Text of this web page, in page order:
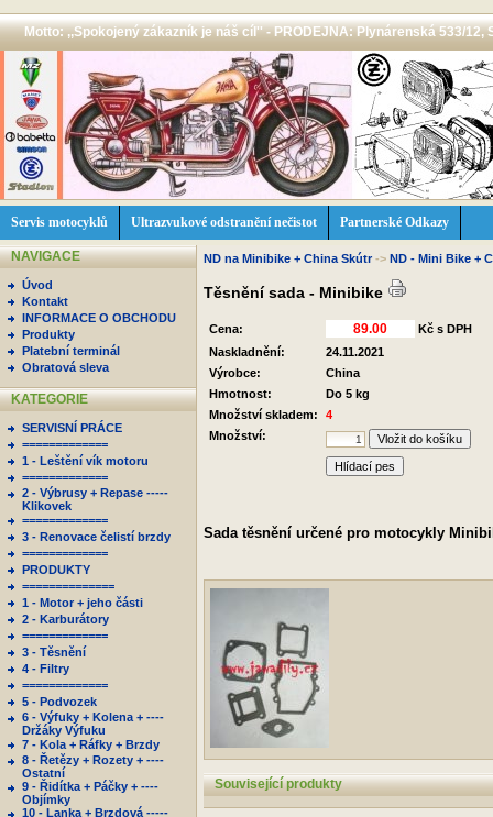
Motto: ,,Spokojený zákazník je náš cíl'' - PRODEJNA: Plynárenská 533/12,
Servis motocyklů Ultrazvukové odstranění nečistot Partnerské Odkazy
NAVIGACE
Úvod
Kontakt
INFORMACE O OBCHODU
Produkty
Platební terminál
Obratová sleva
KATEGORIE
SERVISNÍ PRÁCE
=============
1 - Leštění vík motoru
=============
2 - Výbrusy + Repase -----
Klikovek
=============
3 - Renovace čelistí brzdy
=============
PRODUKTY
==============
1 - Motor + jeho části
2 - Karburátory
=============
3 - Těsnění
4 - Filtry
=============
5 - Podvozek
6 - Výfuky + Kolena + ----
Držáky Výfuku
7 - Kola + Ráfky + Brzdy
8 - Řetězy + Rozety + ----
Ostatní
9 - Řidítka + Páčky + ----
Objímky
10 - Lanka + Brzdová -----
ND na Minibike + China Skútr-> ND - Mini Bike +
Těsnění sada - Minibike
Cena:
Kč s DPH
Naskladnění:
24.11.2021
Výrobce:
China
Hmotnost:
Do 5 kg
Množství skladem:
4
Množství:
Hlídací pes
Sada těsnění určené pro motocykly
Související produkty